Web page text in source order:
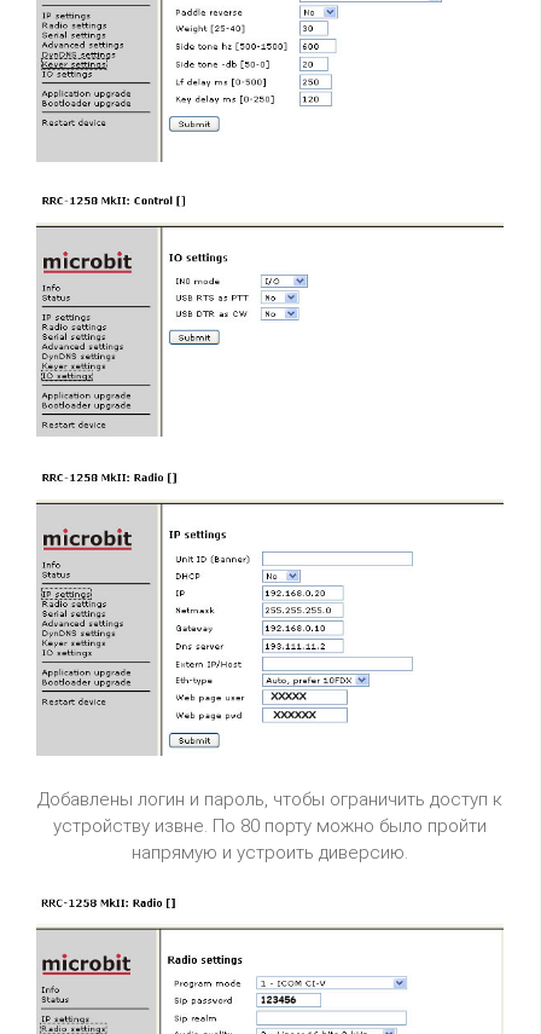
Добавлены логин и пароль, чтобы ограничить доступ к
устройству извне. По 80 порту можно было пройти
напрямую и устроить диверсию.